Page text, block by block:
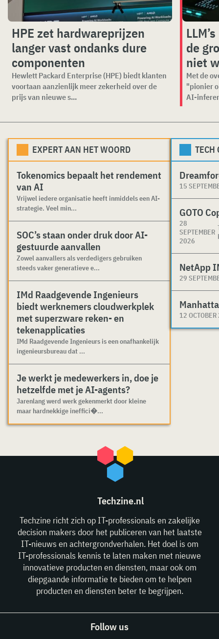
HPE zet hardwareprijzen
langer vast ondanks dure
componenten
Hewlett Packard Enterprise (HPE) biedt klanten
voortaan aanzienlijk meer zekerheid over de
prijs van nieuwe s...
de
niet
Met de
"pionier
AI-
EXPERT AAN HET WOORD
Tokenomics bepaalt het rendement
van AI
Vrijwel iedere organisatie heeft inmiddels een AI-
strategie. Veel min...
SOC’s staan onder druk door AI-
gestuurde aanvallen
Zowel aanvallers als verdedigers gebruiken
steeds vaker generatieve e...
IMd Raadgevende Ingenieurs
biedt werknemers cloudwerkplek
met superzware reken- en
tekenapplicaties
IMd Raadgevende Ingenieurs is een onafhankelijk
ingenieursbureau dat ...
Je werkt je medewerkers in, doe je
hetzelfde met je AI-agents?
Jarenlang werd werk gekenmerkt door kleine
maar hardnekkige ineffici�...
TECH
15
GOTO
28
SEPTEMBER
2026
NetApp
29
12
Techzine.nl
Techzine richt zich op IT-professionals en zakelijke
decision makers door het publiceren van het laatste
IT-nieuws en achtergrondverhalen. Het doel is om
IT-professionals kennis te laten maken met nieuwe
innovatieve producten en diensten, maar ook om
diepgaande informatie te bieden om te helpen
producten en diensten beter te begrijpen.
Follow us